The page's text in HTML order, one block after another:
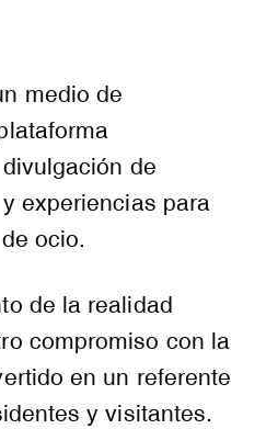
medio de
de
experiencias para
ocio.
de la realidad
compromiso con la
en un referente
y visitantes.